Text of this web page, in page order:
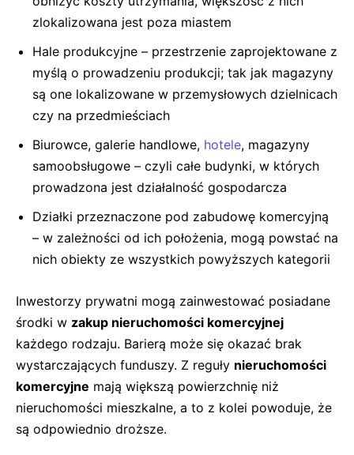
zlokalizowana jest poza miastem
Hale produkcyjne – przestrzenie zaprojektowane z
myślą o prowadzeniu produkcji; tak jak magazyny
są one lokalizowane w przemysłowych dzielnicach
czy na przedmieściach
Biurowce, galerie handlowe, hotele, magazyny
samoobsługowe – czyli całe budynki, w których
prowadzona jest działalność gospodarcza
Działki przeznaczone pod zabudowę komercyjną
– w zależności od ich położenia, mogą powstać na
nich obiekty ze wszystkich powyższych kategorii
Inwestorzy prywatni mogą zainwestować posiadane
środki w zakup nieruchomości komercyjnej
każdego rodzaju. Barierą może się okazać brak
wystarczających funduszy. Z reguły nieruchomości
komercyjne mają większą powierzchnię niż
nieruchomości mieszkalne, a to z kolei powoduje, że
są odpowiednio droższe.